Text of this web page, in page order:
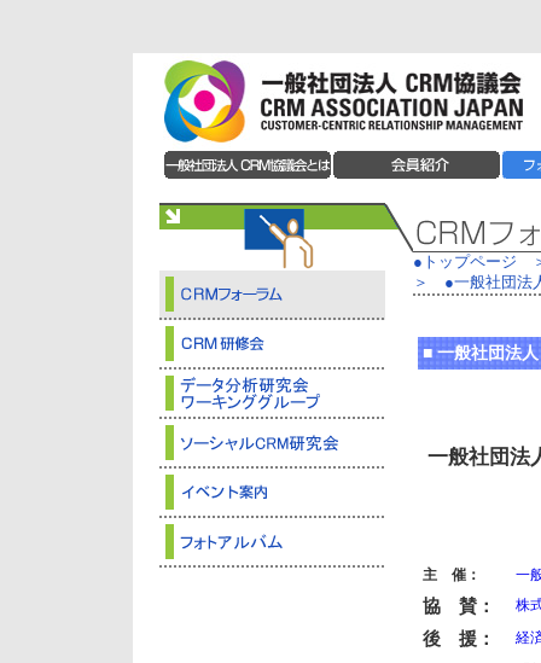
●トップページ
＞
●一般社団法
■ 一般社団法
一般社団法
主 催： 一
協 賛： 株
後 援： 経